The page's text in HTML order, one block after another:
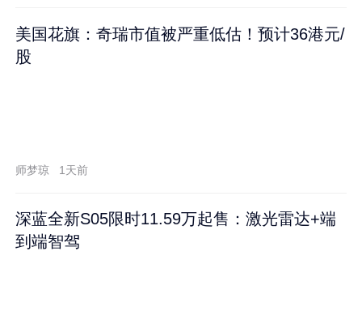
美国花旗：奇瑞市值被严重低估！预计36港元/
股
师梦琼 1天前
深蓝全新S05限时11.59万起售：激光雷达+端
到端智驾